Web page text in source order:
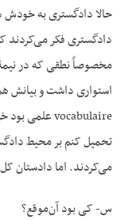
حالا دادگستری به خودش
دادگستری فکر
مخصوصاً نطقی که در
تحمیل کنم بر محیط
می‌کردند. اما دادستان
س- کی بود آن‌موقع؟